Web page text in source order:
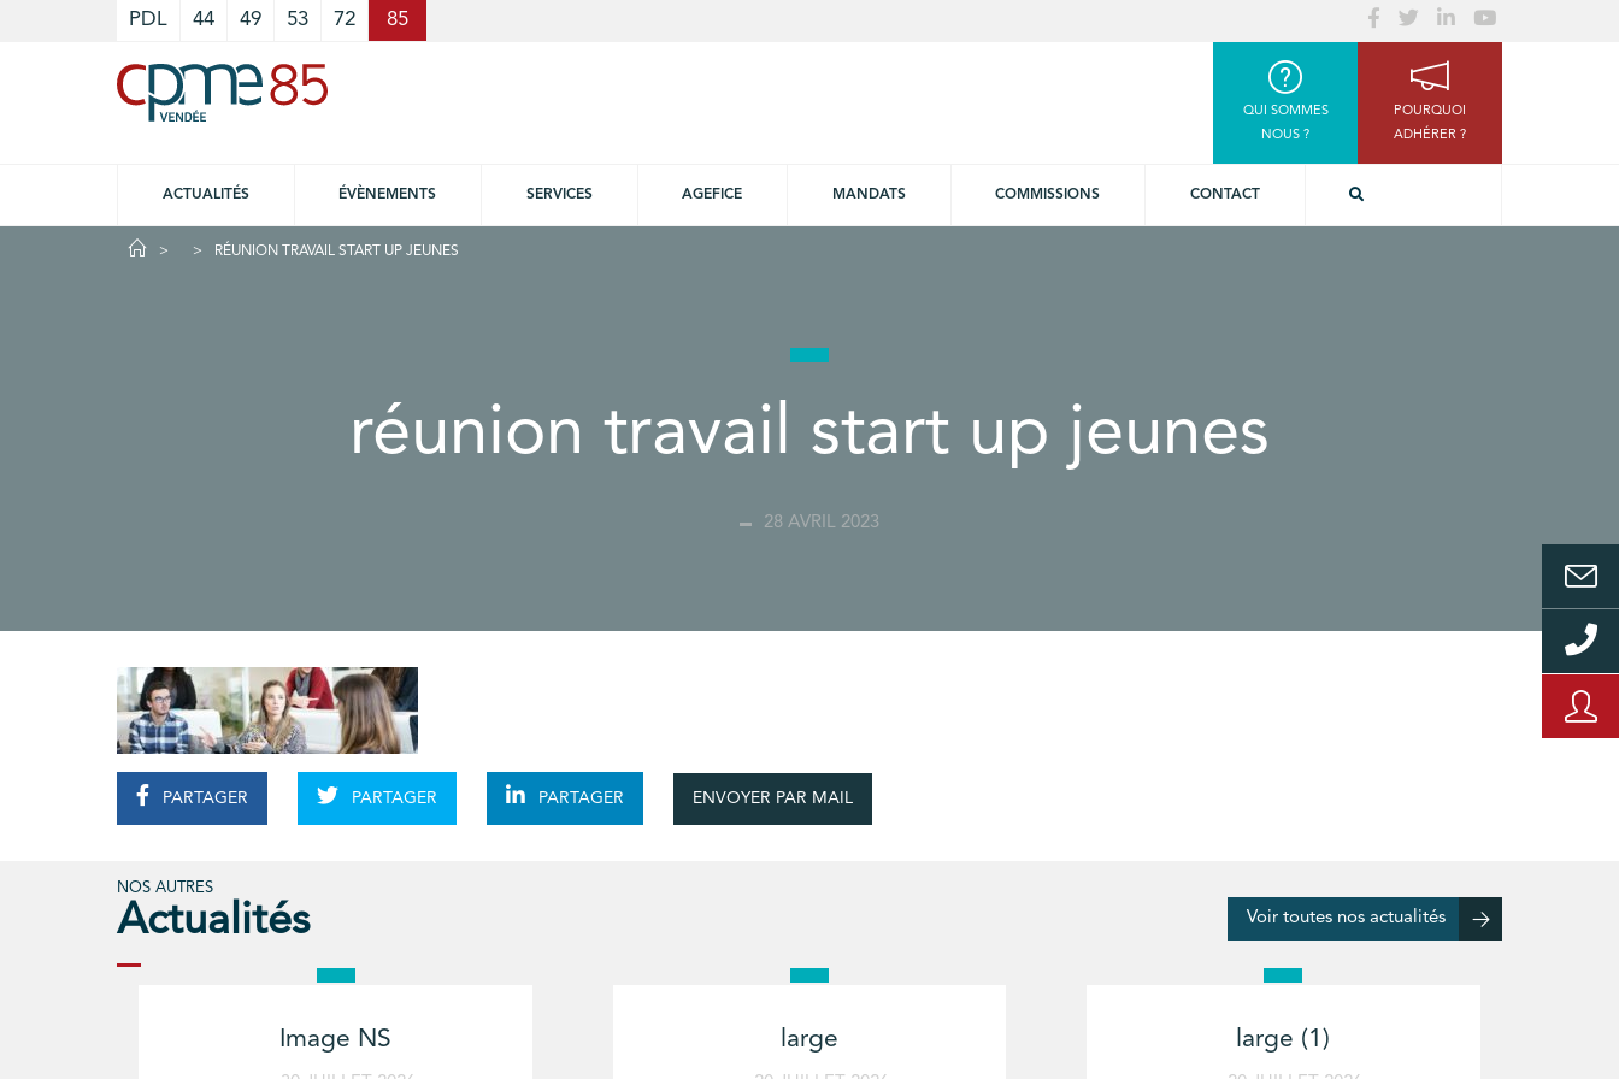
PDL 44 49 53 72 85
QUI SOMMES
NOUS ?
POURQUOI
ADHÉRER ?
ACTUALITÉS ÉVÈNEMENTS SERVICES AGEFICE MANDATS COMMISSIONS CONTACT
RÉUNION TRAVAIL START UP JEUNES
réunion travail start up jeunes
28 AVRIL 2023
PARTAGER PARTAGER PARTAGER ENVOYER PAR MAIL
NOS AUTRES
Actualités Voir toutes nos actualités
Image NS large large (1)
Cookies management panel